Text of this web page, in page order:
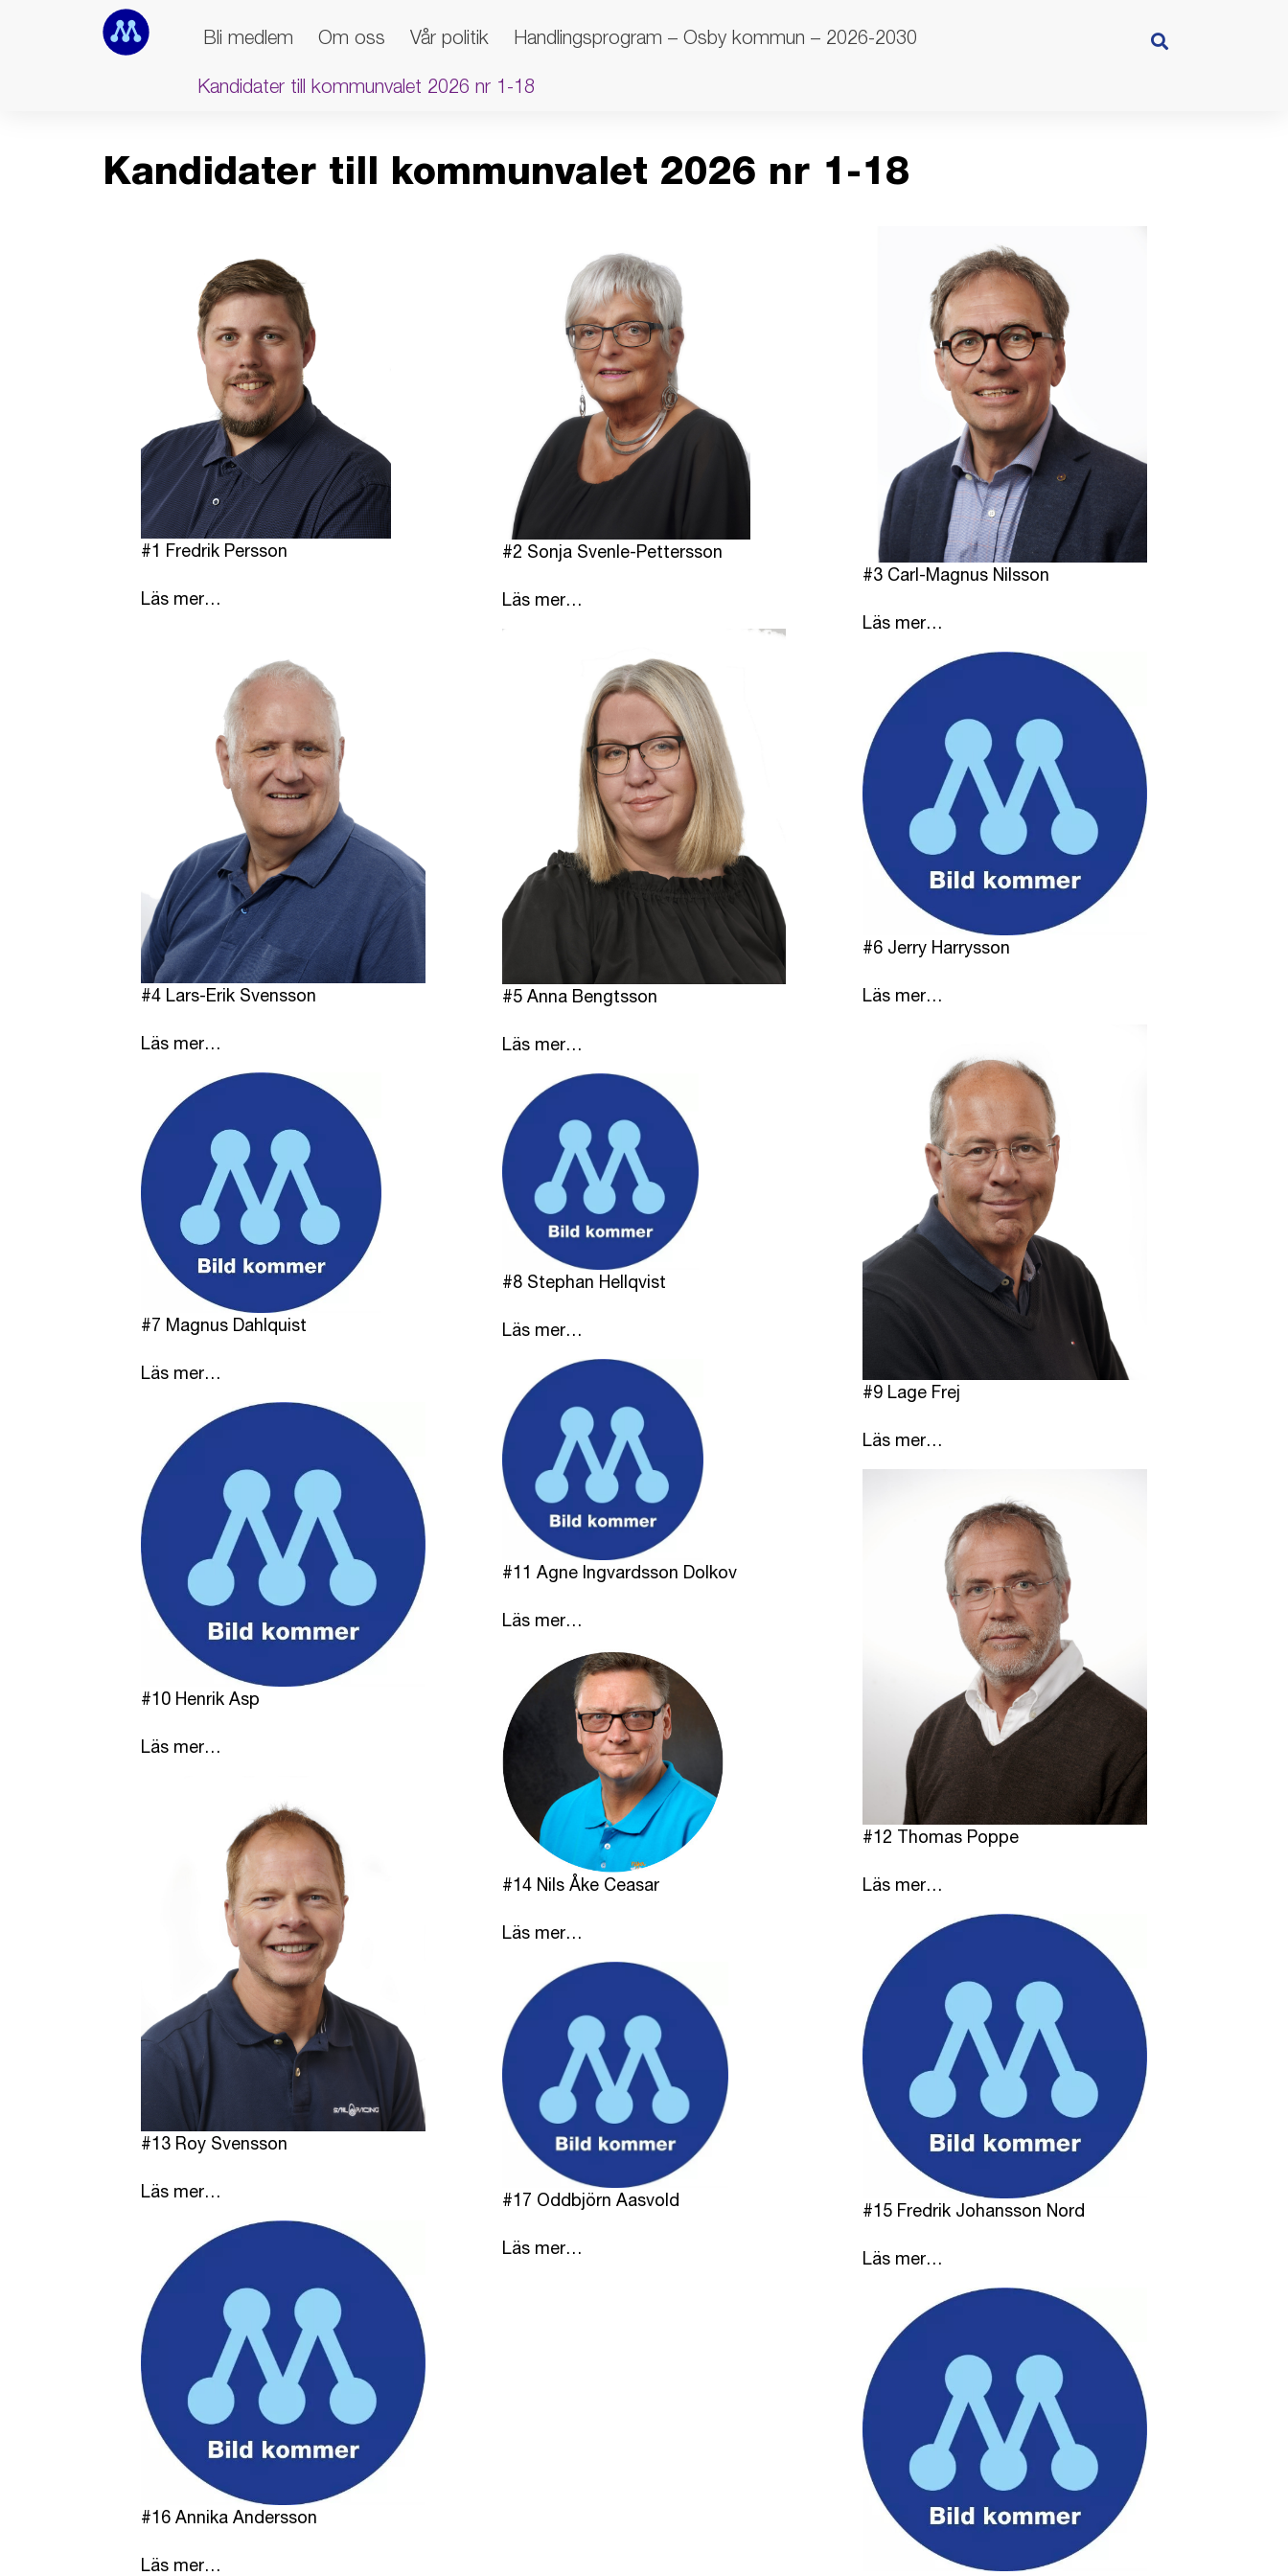
Bli medlem Om oss Vår politik Handlingsprogram – Osby kommun – 2026-2030
Kandidater till kommunvalet 2026 nr 1-18
Kandidater till kommunvalet 2026 nr 1-18
#1 Fredrik Persson
Läs mer…
#4 Lars-Erik Svensson
Läs mer…
#7 Magnus Dahlquist
Läs mer…
#10 Henrik Asp
Läs mer…
#13 Roy Svensson
Läs mer…
#16 Annika Andersson
Läs mer…
#2 Sonja Svenle-Pettersson
Läs mer…
#5 Anna Bengtsson
Läs mer…
#8 Stephan Hellqvist
Läs mer…
#11 Agne Ingvardsson Dolkov
Läs mer…
#14 Nils Åke Ceasar
Läs mer…
#17 Oddbjörn Aasvold
Läs mer…
#3 Carl-Magnus Nilsson
Läs mer…
#6 Jerry Harrysson
Läs mer…
#9 Lage Frej
Läs mer…
#12 Thomas Poppe
Läs mer…
#15 Fredrik Johansson Nord
Läs mer…